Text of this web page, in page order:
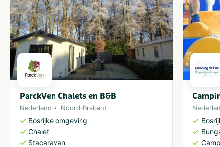
ParckVen Chalets en B&B
Nederland Noord-Brabant
Bosrijke omgeving
Chalet
Stacaravan